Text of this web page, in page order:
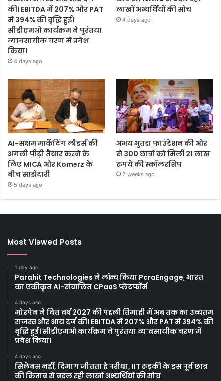
की। EBITDA में 207% और PAT
में 394% की वृद्धि हुई।
सीडीएमओ कार्यक्रम ने पुरंतया
व्यावसायीक चरण में प्रवेश
किया।
4 days ago
लाखों अभ्यर्थियों की सोच
4 days ago
AI-सक्षम मार्केटिंग लीडर्स की
अगली पीढ़ी तैयार करने के
लिए MICA और Komerz के
बीच साझेदारी
5 days ago
अभय भुतडा फाउंडेशन की ओर
से 300 छात्रों को मिली 21 लाख
रुपये की स्कॉलरशिप
2 weeks ago
Most Viewed Posts
1 day ago
Parahit Technologies ने लॉन्च किया ParaEngage, भारत
का एकीकृत AI-संचालित CPaaS प्लेटफॉर्म
4 days ago
मोरपेन ने वित्त वर्ष 2027 की पहली तिमाही में अब तक का उच्चतम
राजस्व और आय दर्ज की। EBITDA में 207% और PAT में 394% की
वृद्धि हुई। सीडीएमओ कार्यक्रम ने पुरंतया व्यावसायीक चरण में
प्रवेश किया।
4 days ago
सिलेबस नहीं, दिमाग जीतता है परीक्षा, IIT रुड़की के इस पूर्व छात्र
की किताब से बदल रही लाखों अभ्यर्थियों की सोच